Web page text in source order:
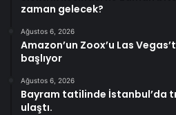
zaman gelecek?
Ağustos 6, 2026
Amazon’un Zoox’u Las
başlıyor
Ağustos 6, 2026
Bayram tatilinde İstanbul’da
ulaştı.